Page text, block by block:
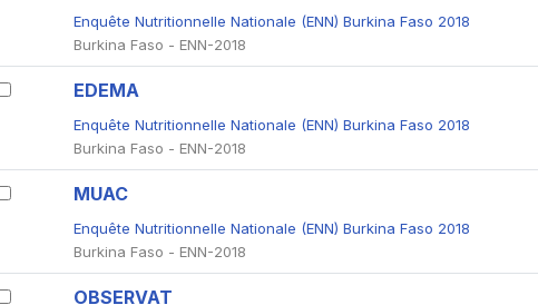
Enquête Nutritionnelle Nationale (ENN) Burkina Faso 2018
Burkina Faso - ENN-2018
EDEMA
Enquête Nutritionnelle Nationale (ENN) Burkina Faso 2018
Burkina Faso - ENN-2018
MUAC
Enquête Nutritionnelle Nationale (ENN) Burkina Faso 2018
Burkina Faso - ENN-2018
OBSERVAT